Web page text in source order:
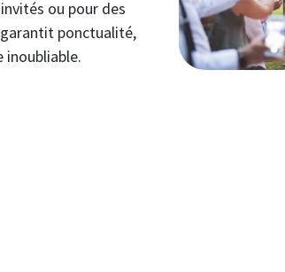
ou pour des
ponctualité,